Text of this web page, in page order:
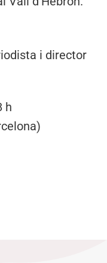
i director
h